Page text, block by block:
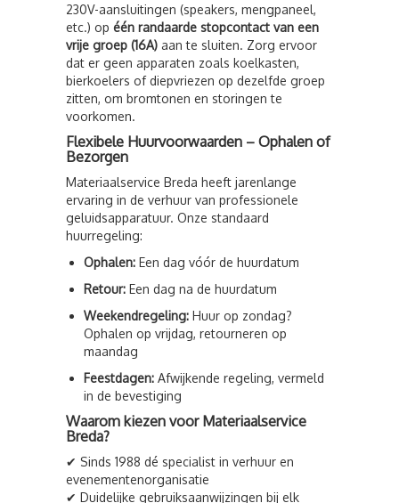
230V-aansluitingen (speakers, mengpaneel,
etc.) op één randaarde stopcontact van een
vrije groep (16A) aan te sluiten. Zorg ervoor
dat er geen apparaten zoals koelkasten,
bierkoelers of diepvriezen op dezelfde groep
zitten, om bromtonen en storingen te
voorkomen.
Flexibele Huurvoorwaarden – Ophalen of
Bezorgen
Materiaalservice Breda heeft jarenlange
ervaring in de verhuur van professionele
geluidsapparatuur. Onze standaard
huurregeling:
Ophalen: Een dag vóór de huurdatum
Retour: Een dag na de huurdatum
Weekendregeling: Huur op zondag?
Ophalen op vrijdag, retourneren op
maandag
Feestdagen: Afwijkende regeling, vermeld
in de bevestiging
Waarom kiezen voor Materiaalservice
Breda?
✔ Sinds 1988 dé specialist in verhuur en
evenementenorganisatie
✔ Duidelijke gebruiksaanwijzingen bij elk